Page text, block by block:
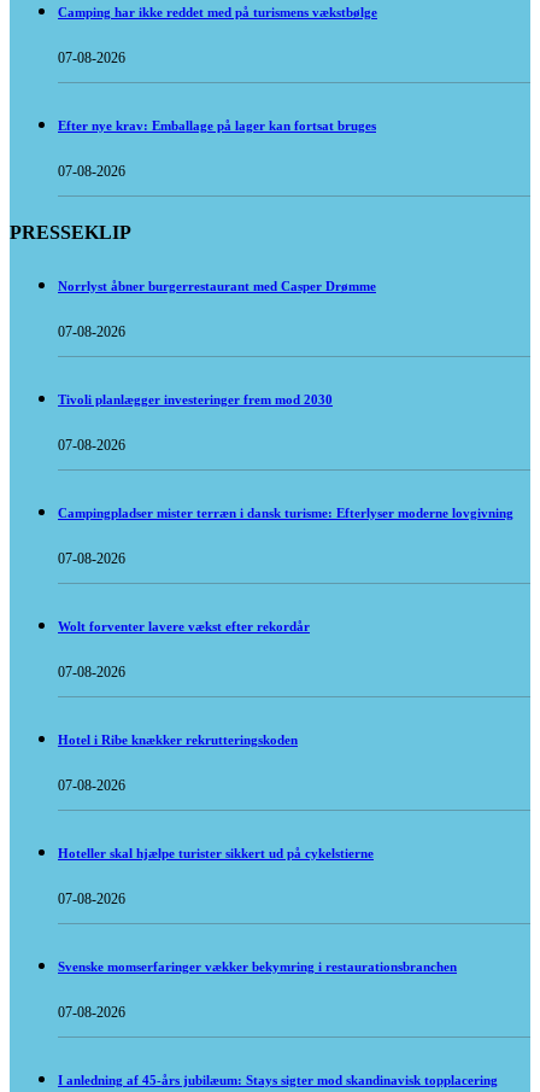
Camping har ikke reddet med på turismens vækstbølge
07-08-2026
Efter nye krav: Emballage på lager kan fortsat bruges
07-08-2026
PRESSEKLIP
Norrlyst åbner burgerrestaurant med Casper Drømme
07-08-2026
Tivoli planlægger investeringer frem mod 2030
07-08-2026
Campingpladser mister terræn i dansk turisme: Efterlyser moderne lovgivning
07-08-2026
Wolt forventer lavere vækst efter rekordår
07-08-2026
Hotel i Ribe knækker rekrutteringskoden
07-08-2026
Hoteller skal hjælpe turister sikkert ud på cykelstierne
07-08-2026
Svenske momserfaringer vækker bekymring i restaurationsbranchen
07-08-2026
I anledning af 45-års jubilæum: Stays sigter mod skandinavisk topplacering